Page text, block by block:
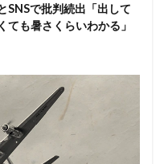
SNSで批判続出「出して
ても暑さくらいわかる」